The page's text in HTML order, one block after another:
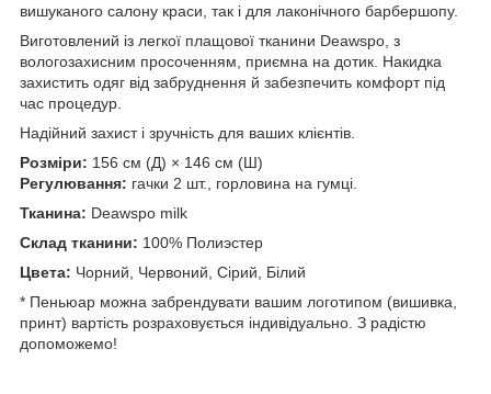
вишуканого салону краси, так і для лаконічного барбершопу.
Виготовлений із легкої плащової тканини Deawspo, з
вологозахисним просоченням, приємна на дотик. Накидка
захистить одяг від забруднення й забезпечить комфорт під
час процедур.
Надійний захист і зручність для ваших клієнтів.
Розміри: 156 см (Д) × 146 см (Ш)
Регулювання: гачки 2 шт., горловина на гумці.
Тканина: Deawspo milk
Склад тканини: 100% Полиэстер
Цвета: Чорний, Червоний, Сірий, Білий
* Пеньюар можна забрендувати вашим логотипом (вишивка,
принт) вартість розраховується індивідуально. З радістю
допоможемо!